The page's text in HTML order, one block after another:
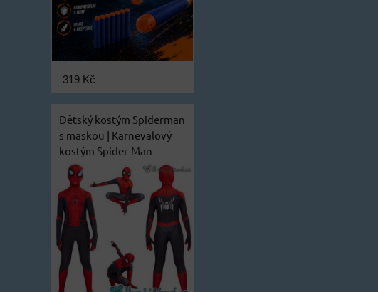
319 Kč
Dětský kostým Spiderman
s maskou | Karnevalový
kostým Spider-Man